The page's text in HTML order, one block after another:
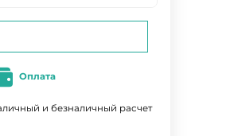
Оплата
и безналичный расчет